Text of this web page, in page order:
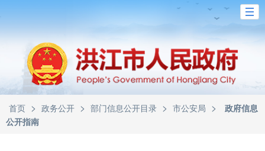
首页 > 政务公开 > 部门信息公开目录 > 市公安局 >
政府信息
公开指南